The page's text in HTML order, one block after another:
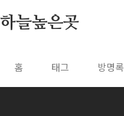
하늘높은곳
홈 태그 방명록